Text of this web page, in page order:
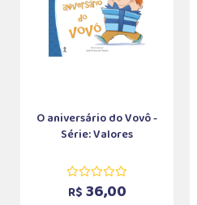
O aniversário do Vovô -
Série: Valores
R$ 36,00